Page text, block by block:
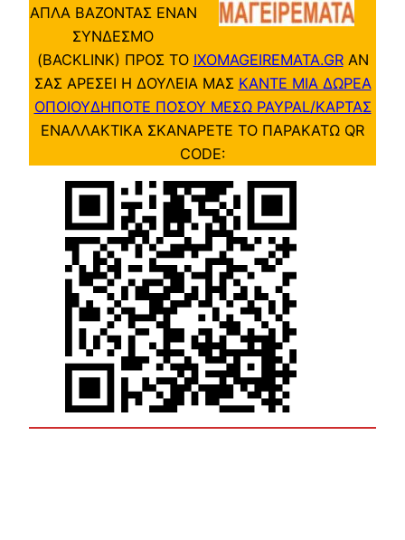
ΑΠΛΑ ΒΑΖΟΝΤΑΣ ΕΝΑΝ
ΣΥΝΔΕΣΜΟ
(BACKLINK) ΠΡΟΣ ΤΟ IXOMAGEIREMATA.GRΑΝ
ΣΑΣ ΑΡΕΣΕΙ Η ΔΟΥΛΕΙΑ ΜΑΣ ΚΑΝΤΕ ΜΙΑ ΔΩΡΕΑ
ΟΠΟΙΟΥΔΗΠΟΤΕ ΠΟΣΟΥ ΜΕΣΩ PAYPAL/ΚΑΡΤΑΣ
ΕΝΑΛΛΑΚΤΙΚΑ ΣΚΑΝΑΡΕΤΕ ΤΟ ΠΑΡΑΚΑΤΩ QR
CODE: